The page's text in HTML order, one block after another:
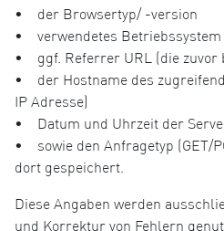
• der Browsertyp/ -version
• verwendetes Betriebssystem
• ggf. Referrer URL (die zuvor
• der Hostname des
IP Adresse)
• Datum und Uhrzeit der
• sowie den Anfragetyp (GET/
dort gespeichert.
Diese Angaben werden
und Korrektur von Fehlern